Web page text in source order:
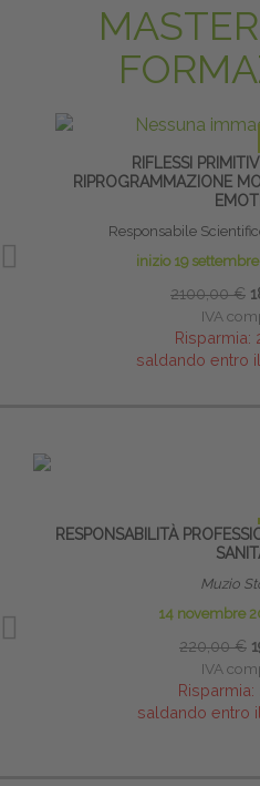
RIFLESSI
RIPROGRAMMAZIONE
Responsabile
inizio 19
2100,00 €
IVA
Risparmia:
saldando entro
RESPONSABILITÀ
Muzio
14 novembre
220,00 €
IVA
Risparmia:
saldando entro